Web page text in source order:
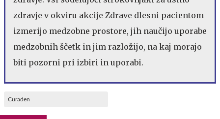
zdravje v okviru akcije Zdrave dlesni pacientom
izmerijo medzobne prostore, jih naučijo uporabe
medzobnih ščetk in jim razložijo, na kaj morajo
biti pozorni pri izbiri in uporabi.
Curaden